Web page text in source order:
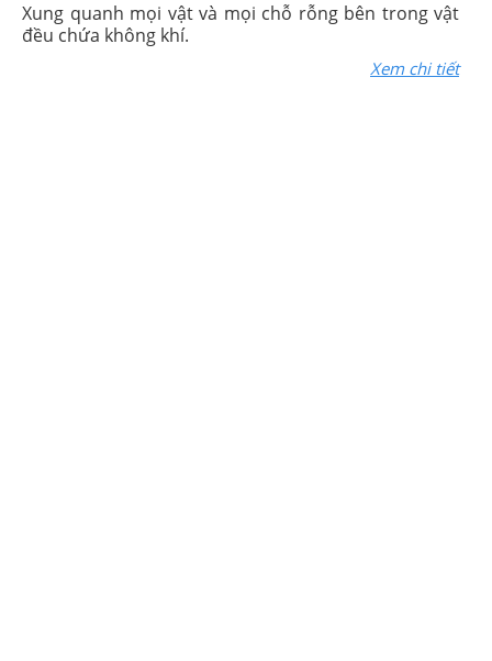
Xung quanh mọi vật và mọi chỗ rỗng bên trong vật
đều chứa không khí.
Xem chi tiết